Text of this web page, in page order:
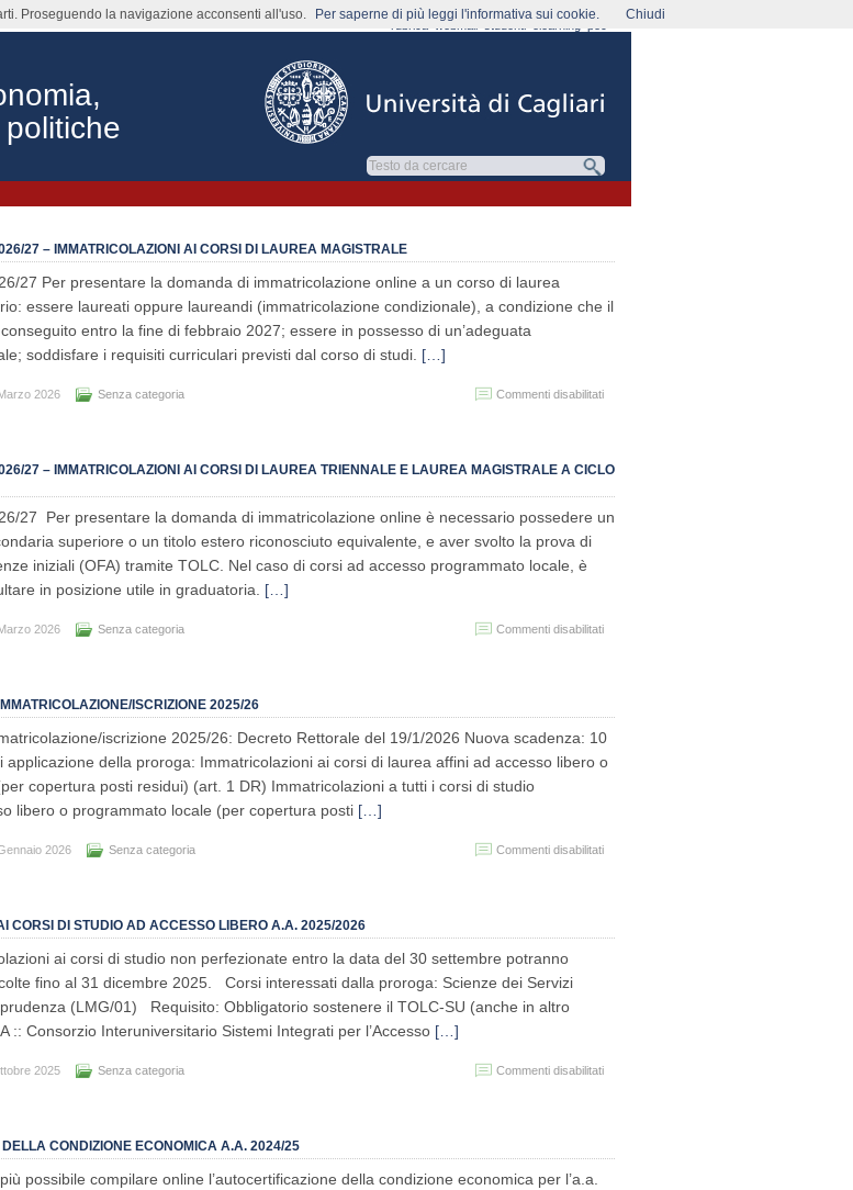
rubrica webmail
27 – IMMATRICOLAZIONI AI CORSI DI LAUREA MAGISTRALE
27 Per presentare la domanda di immatricolazione online a un corso di laurea
essere laureati oppure laureandi (immatricolazione condizionale), a condizione che il
entro la fine di febbraio 2027; essere in possesso di un’adeguata
soddisfare i requisiti curriculari previsti dal corso di studi. […]
2026 Senza categoria Commenti disabilitatisu
–
ai
Corsi
27 – IMMATRICOLAZIONI AI CORSI DI LAUREA TRIENNALE E LAUREA MAGISTRALE A CICLO
27 Per presentare la domanda di immatricolazione online è necessario possedere un
superiore o un titolo estero riconosciuto equivalente, e aver svolto la prova di
iniziali (OFA) tramite TOLC. Nel caso di corsi ad accesso programmato locale, è
in posizione utile in graduatoria. […]
2026 Senza categoria Commenti disabilitatisu
Immatricolazioni
ai
di
magistrale
ISCRIZIONE 2025/26
iscrizione 2025/26: Decreto Rettorale del 19/1/2026 Nuova scadenza: 10
applicazione della proroga: Immatricolazioni ai corsi di laurea affini ad accesso libero o
copertura posti residui) (art. 1 DR) Immatricolazioni a tutti i corsi di studio
libero o programmato locale (per copertura posti […]
2026 Senza categoria Commenti disabilitatisu
2025/26
CORSI DI STUDIO AD ACCESSO LIBERO A.A. 2025/2026
ai corsi di studio non perfezionate entro la data del 30 settembre potranno
fino al 31 dicembre 2025. Corsi interessati dalla proroga: Scienze dei Servizi
(LMG/01) Requisito: Obbligatorio sostenere il TOLC-SU (anche in altro
:: Consorzio Interuniversitario Sistemi Integrati per l’Accesso […]
2025 Senza categoria Commenti disabilitatisu
DI
CONDIZIONE ECONOMICA A.A. 2024/25
possibile compilare online l’autocertificazione della condizione economica per l’a.a.
Proseguendo la navigazione acconsenti all'uso. Per saperne di più leggi l'informativa sui cookie. Chiudi